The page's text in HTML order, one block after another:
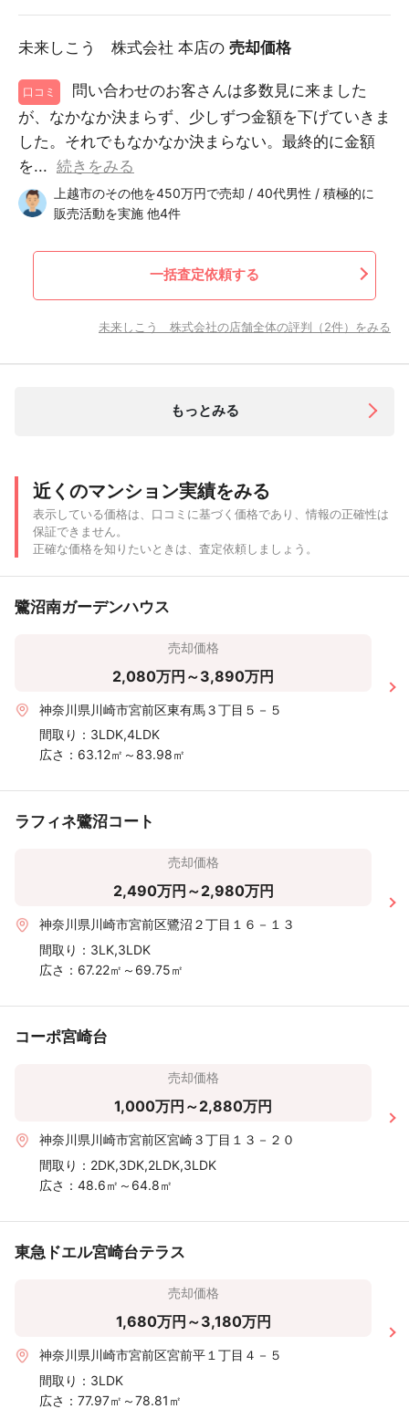
未来しこう 株式会社 本店の 売却価格
口コミ
問い合わせのお客さんは多数見に来ました
が、なかなか決まらず、少しずつ金額を下げていきま
した。それでもなかなか決まらない。最終的に金額
を... 続きをみる
上越市のその他を450万円で売却 / 40代男性 / 積極的に
販売活動を実施 他4件
一括査定依頼する
未来しこう 株式会社の店舗全体の評判（2件）をみる
もっとみる
近くのマンション実績をみる
表示している価格は、口コミに基づく価格であり、情報の正確性は
保証できません。
正確な価格を知りたいときは、査定依頼しましょう。
鷺沼南ガーデンハウス
売却価格
2,080万円～3,890万円
神奈川県川崎市宮前区東有馬３丁目５－５
間取り： 3LDK,4LDK
広さ： 63.12㎡～83.98㎡
ラフィネ鷺沼コート
売却価格
2,490万円～2,980万円
神奈川県川崎市宮前区鷺沼２丁目１６－１３
間取り： 3LK,3LDK
広さ： 67.22㎡～69.75㎡
コーポ宮崎台
売却価格
1,000万円～2,880万円
神奈川県川崎市宮前区宮崎３丁目１３－２０
間取り： 2DK,3DK,2LDK,3LDK
広さ： 48.6㎡～64.8㎡
東急ドエル宮崎台テラス
売却価格
1,680万円～3,180万円
神奈川県川崎市宮前区宮前平１丁目４－５
間取り： 3LDK
広さ： 77.97㎡～78.81㎡